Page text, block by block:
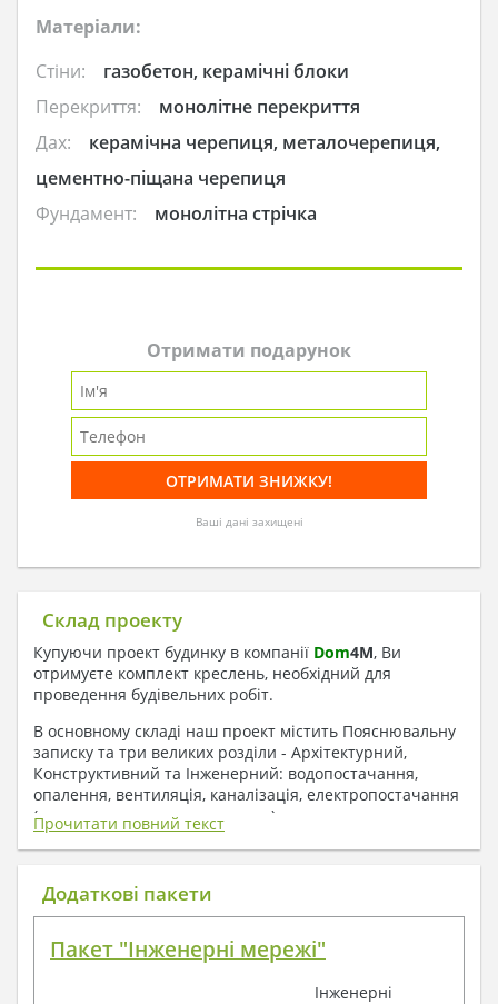
Матеріали:
Стіни:
газобетон, керамічні блоки
Перекриття:
монолітне перекриття
Дах:
керамічна черепиця, металочерепиця,
цементно-піщана черепиця
Фундамент:
монолітна стрічка
Отримати подарунок
Ваші дані захищені
Склад проекту
Купуючи проект будинку в компанії Dom4M, Ви
отримуєте комплект креслень, необхідний для
проведення будівельних робіт.
В основному складі наш проект містить Пояснювальну
записку та три великих розділи - Архітектурний,
Конструктивний та Інженерний: водопостачання,
опалення, вентиляція, каналізація, електропостачання
( купується за додаткову плату ).
1. До складу Архітектурного розділу
входять:
План покрівлі
Фасади з даними зовнішніх оздоблень
Прочитати повний текст
Додаткові пакети
Пакет "Інженерні мережі"
Інженерні